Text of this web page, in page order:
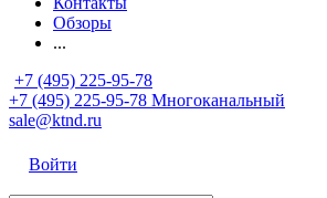
Обзоры
...
+7 (495) 225-95-78
+7 (495) 225-95-78 Многоканальный
sale@ktnd.ru
Войти